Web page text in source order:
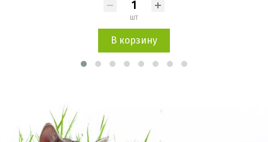
шт
В корзину